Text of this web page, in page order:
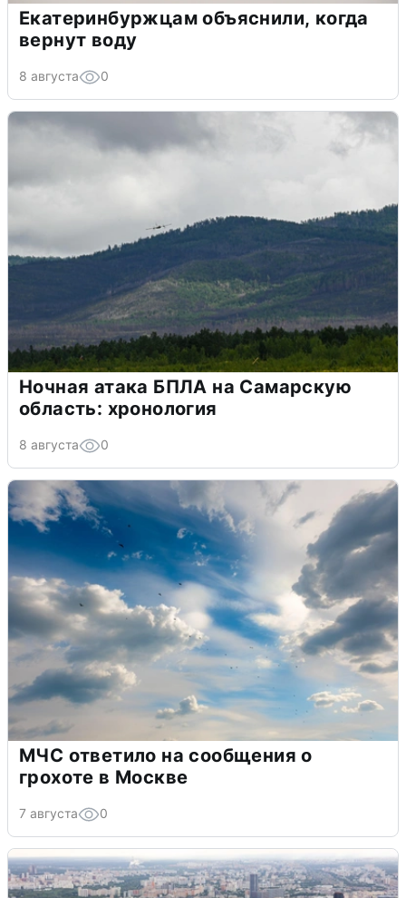
Екатеринбуржцам объяснили, когда
вернут воду
8 августа 0
Ночная атака БПЛА на Самарскую
область: хронология
8 августа 0
МЧС ответило на сообщения о
грохоте в Москве
7 августа 0